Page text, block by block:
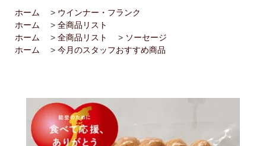
2026/05/15
お買い物が楽しくなる！100円お買い上げごとに1
ポイント進呈→3ポイント進呈に！！
2026/02/14
ハム屋（天狗ハム）の作るこだわり「ハムカツ」
が販売されました！
入で送料無料(^^)/（ただし例外（冷凍商品を同梱された場合な
ど）もございます）
2025/07/14
会員登録後のお買い物がお得に！！ポイントにつ
いても変更しました<(_ _)>
ホーム > ウインナー・フランク
ホーム
> 全商品リスト
ホーム
> 全商品リスト > ソーセージ
ホーム
> 今月のスタッフおすすめ商品